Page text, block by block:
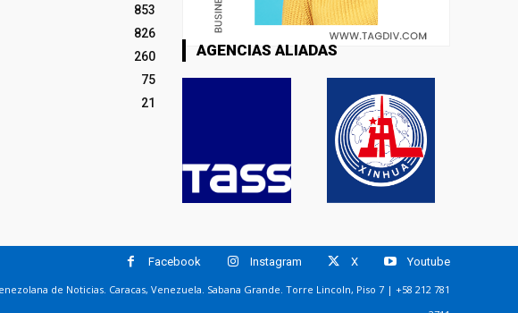
853
826
260
75
21
AGENCIAS ALIADAS
Facebook Instagram X Youtube
de Noticias. Caracas, Venezuela. Sabana Grande. Torre Lincoln, Piso 7 | +58 212 781